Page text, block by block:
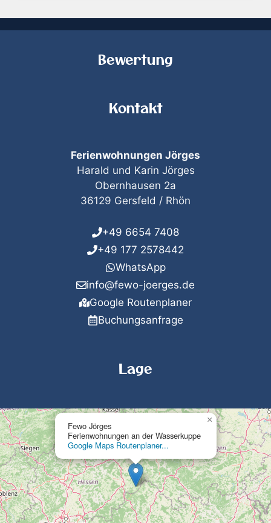
Bewertung
Kontakt
Ferienwohnungen Jörges
Harald und Karin Jörges
Obernhausen 2a
36129 Gersfeld / Rhön
+49 6654 7408
+49 177 2578442
WhatsApp
info@fewo-joerges.de
Google Routenplaner
Buchungsanfrage
Lage
Fewo Jörges
Ferienwohnungen an der Wasserkuppe
Google Maps Routenplaner...
×